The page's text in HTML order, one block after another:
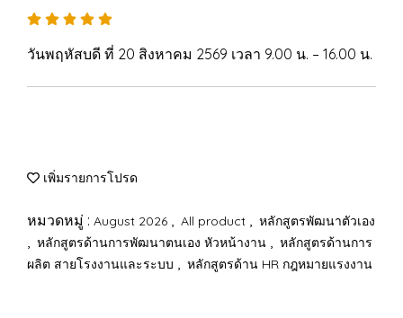
วันพฤหัสบดี ที่ 20 สิงหาคม 2569 เวลา 9.00 น. – 16.00 น.
เพิ่มรายการโปรด
หมวดหมู่ : August 2026 , All product , หลักสูตรพัฒนาตัวเอง
, หลักสูตรด้านการพัฒนาตนเอง หัวหน้างาน , หลักสูตรด้านการ
ผลิต สายโรงงานและระบบ , หลักสูตรด้าน HR กฎหมายแรงงาน